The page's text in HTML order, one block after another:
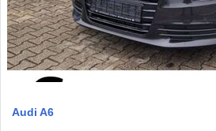
Audi A6